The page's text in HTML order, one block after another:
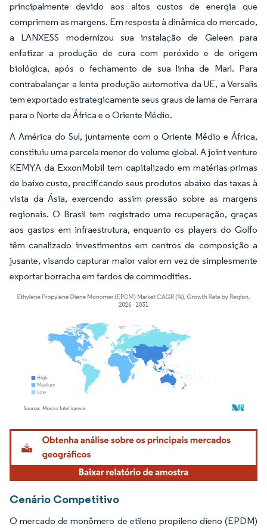
principalmente devido aos altos custos de energia que
comprimem as margens. Em resposta à dinâmica do mercado,
a LANXESS modernizou sua instalação de Geleen para
enfatizar a produção de cura com peróxido e de origem
biológica, após o fechamento de sua linha de Marl. Para
contrabalançar a lenta produção automotiva da UE, a Versalis
tem exportado estrategicamente seus graus de lama de Ferrara
para o Norte da África e o Oriente Médio.
A América do Sul, juntamente com o Oriente Médio e África,
constituiu uma parcela menor do volume global. A joint venture
KEMYA da ExxonMobil tem capitalizado em matérias-primas
de baixo custo, precificando seus produtos abaixo das taxas à
vista da Ásia, exercendo assim pressão sobre as margens
regionais. O Brasil tem registrado uma recuperação, graças
aos gastos em infraestrutura, enquanto os players do Golfo
têm canalizado investimentos em centros de composição a
jusante, visando capturar maior valor em vez de simplesmente
exportar borracha em fardos de commodities.
Imagem © Mordor Intelligence. O reuso requer atribuição conforme CC BY 4.0.
Cenário Competitivo
O mercado de monômero de etileno propileno dieno (EPDM)